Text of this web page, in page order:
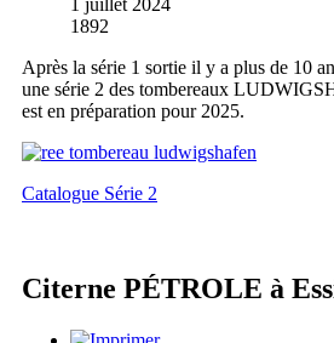
1892
Après la série 1 sortie il y a plus de 10
une série 2 des tombereaux
est en préparation pour 2025.
Catalogue Série 2
Citerne PÉTROLE à